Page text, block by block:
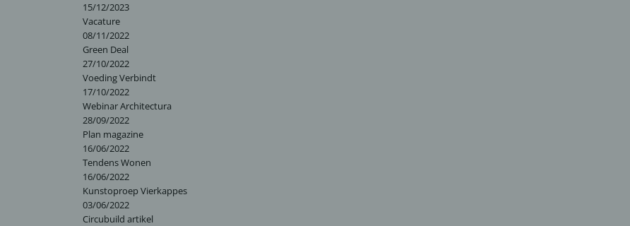
15/12/2023
Vacature
08/11/2022
Green Deal
27/10/2022
Voeding Verbindt
17/10/2022
Webinar Architectura
28/09/2022
Plan magazine
16/06/2022
Tendens Wonen
16/06/2022
Kunstoproep Vierkappes
03/06/2022
Circubuild artikel